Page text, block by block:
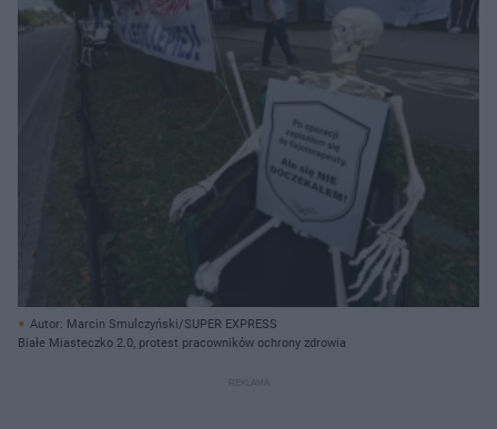
Autor: Marcin Smulczyński/SUPER EXPRESS
Białe Miasteczko 2.0, protest pracowników ochrony zdrowia